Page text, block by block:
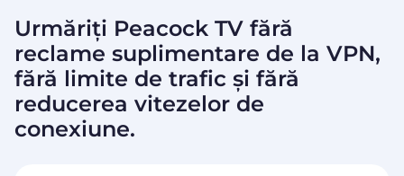
Urmăriți Peacock TV fără
reclame suplimentare de la VPN,
fără limite de trafic și fără
reducerea vitezelor de
conexiune.